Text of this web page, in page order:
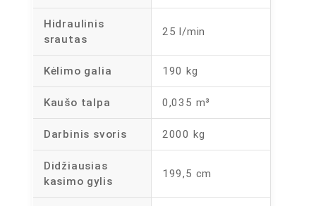
Hidraulinis
srautas
25 l/min
Kėlimo galia 190 kg
Kaušo talpa 0,035 m³
Darbinis svoris 2000 kg
Didžiausias
kasimo gylis
199,5 cm